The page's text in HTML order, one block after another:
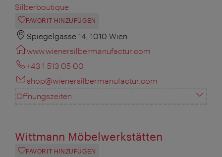
Silberboutique
FAVORIT HINZUFÜGEN
Spiegelgasse 14, 1010 Wien
www.wienersilbermanufactur.com
+43 1 513 05 00
shop@wienersilbermanufactur.com
Öffnungszeiten
Wittmann Möbelwerkstätten
FAVORIT HINZUFÜGEN